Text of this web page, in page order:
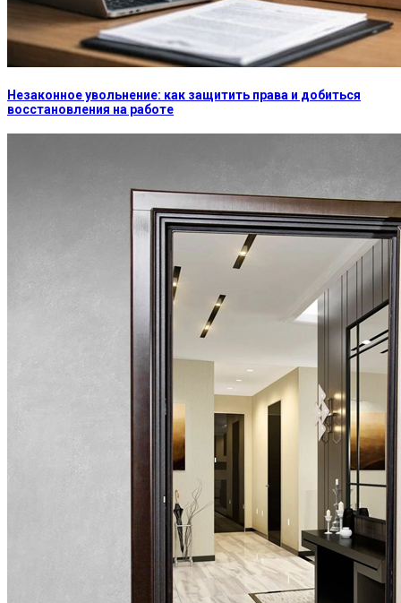
Незаконное увольнение: как защитить права и добиться
восстановления на работе